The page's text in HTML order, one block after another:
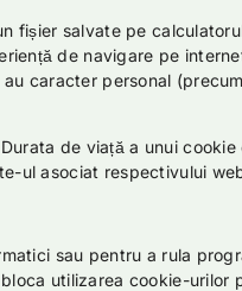
fișier salvate pe
de navigare pe
caracter personal
de viață a unui
ul asociat respectivului
sau pentru a rula
utilizarea cookie-